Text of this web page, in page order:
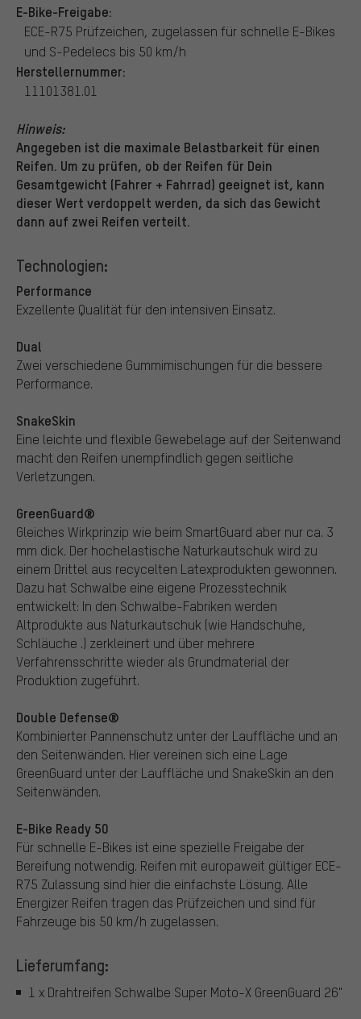
E-Bike-Freigabe:
ECE-R75 Prüfzeichen, zugelassen für schnelle E-Bikes
und S-Pedelecs bis 50 km/h
Herstellernummer:
11101381.01
Hinweis:
Angegeben ist die maximale Belastbarkeit für einen
Reifen. Um zu prüfen, ob der Reifen für Dein
Gesamtgewicht (Fahrer + Fahrrad) geeignet ist, kann
dieser Wert verdoppelt werden, da sich das Gewicht
dann auf zwei Reifen verteilt.
Technologien:
Performance
Exzellente Qualität für den intensiven Einsatz.
Dual
Zwei verschiedene Gummimischungen für die bessere
Performance.
SnakeSkin
Eine leichte und flexible Gewebelage auf der Seitenwand
macht den Reifen unempfindlich gegen seitliche
Verletzungen.
GreenGuard®
Gleiches Wirkprinzip wie beim SmartGuard aber nur ca. 3
mm dick. Der hochelastische Naturkautschuk wird zu
einem Drittel aus recycelten Latexprodukten gewonnen.
Dazu hat Schwalbe eine eigene Prozesstechnik
entwickelt: In den Schwalbe-Fabriken werden
Altprodukte aus Naturkautschuk (wie Handschuhe,
Schläuche .) zerkleinert und über mehrere
Verfahrensschritte wieder als Grundmaterial der
Produktion zugeführt.
Double Defense®
Kombinierter Pannenschutz unter der Lauffläche und an
den Seitenwänden. Hier vereinen sich eine Lage
GreenGuard unter der Lauffläche und SnakeSkin an den
Seitenwänden.
E-Bike Ready 50
Für schnelle E-Bikes ist eine spezielle Freigabe der
Bereifung notwendig. Reifen mit europaweit gültiger ECE-
R75 Zulassung sind hier die einfachste Lösung. Alle
Energizer Reifen tragen das Prüfzeichen und sind für
Fahrzeuge bis 50 km/h zugelassen.
Lieferumfang:
1 x Drahtreifen Schwalbe Super Moto-X GreenGuard 26"